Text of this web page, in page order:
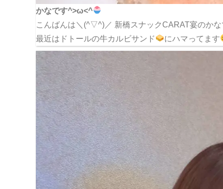
かなです^>ω<^
こんばんは＼(^▽^)／ 新橋スナックCARAT宴のかな
最近はドトールの牛カルビサンド
にハマってます